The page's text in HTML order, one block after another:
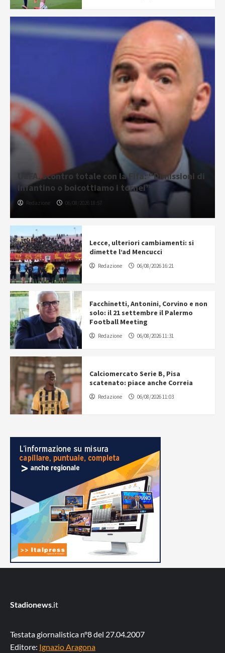
UEFA, scontro totale con la Fifa: “Dimissioni di
Infantino o boicottiamo i tornei”
Redazione 06/08/2026 18:57
Lecce, ulteriori cambiamenti: si
dimette l’ad Mencucci
Redazione 06/08/2026 16:21
Facchinetti, Antonini, Corvino e non
solo: il 21 settembre il Palermo
Football Meeting
Redazione 06/08/2026 11:31
Calciomercato Serie B, Pisa
scatenato: piace anche Correia
Redazione 06/08/2026 11:03
Stadionews.it
Testata giornalistica n°8 del 27.04.2007
Editore: Ignazio Aragona